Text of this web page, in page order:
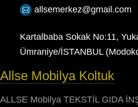
allsemerkez@gmail.com
Kartalbaba Sokak No:11,
Ümraniye/İSTANBUL
Allse Mobilya Koltuk
ALLSE Mobilya TEKSTİL GIDA